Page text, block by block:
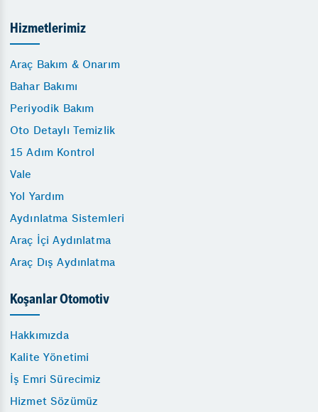
Hizmetlerimiz
Araç Bakım & Onarım
Bahar Bakımı
Periyodik Bakım
Oto Detaylı Temizlik
15 Adım Kontrol
Vale
Yol Yardım
Aydınlatma Sistemleri
Araç İçi Aydınlatma
Araç Dış Aydınlatma
Koşanlar Otomotiv
Hakkımızda
Kalite Yönetimi
İş Emri Sürecimiz
Hizmet Sözümüz